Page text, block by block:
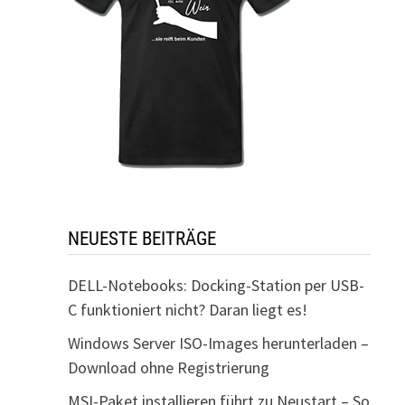
NEUESTE BEITRÄGE
DELL-Notebooks: Docking-Station per USB-
C funktioniert nicht? Daran liegt es!
Windows Server ISO-Images herunterladen –
Download ohne Registrierung